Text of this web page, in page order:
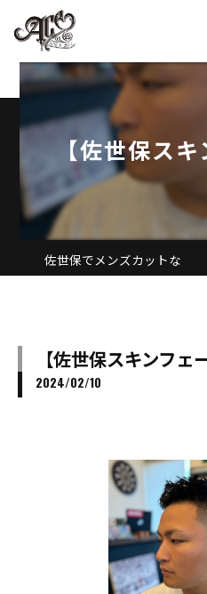
【佐世保ス
【佐世保スキンフェ
2024/02/10